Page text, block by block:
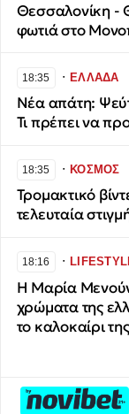
Θεσσαλονίκη -
φωτιά στο
18:35 ∙ΕΛΛΑΔΑ
Νέα απάτη:
Τι πρέπει να
18:35 ∙ΚΟΣΜΟΣ
Τρομακτικό
τελευταία
18:16 ∙
Η Μαρία
χρώματα της
το καλοκαίρι